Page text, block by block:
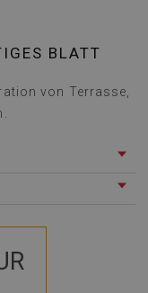
BLATT
von Terrasse,